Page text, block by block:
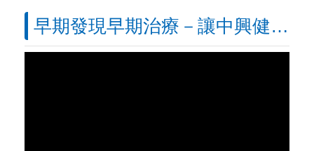
早期發現早期治療－讓中興健檢中心與您一起守護幸福